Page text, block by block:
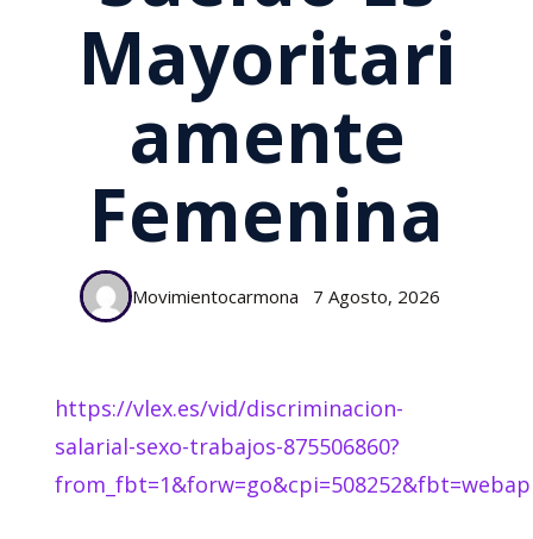
Mayoritari
Amente
Femenina
Movimientocarmona 7 Agosto, 2026
https://vlex.es/vid/discriminacion-
salarial-sexo-trabajos-875506860?